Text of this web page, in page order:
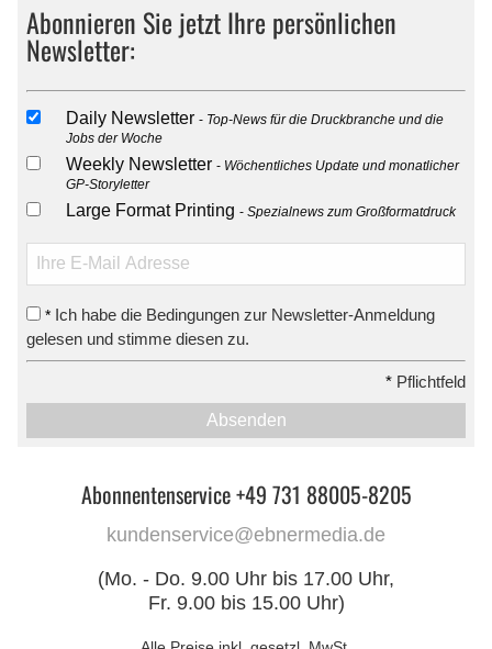
Abonnieren Sie jetzt Ihre persönlichen
Newsletter:
Daily Newsletter
Top-News für die Druckbranche und die
Jobs der Woche
Weekly Newsletter
Wöchentliches Update und monatlicher
GP-Storyletter
Large Format Printing Spezialnews zum Großformatdruck
* Ich habe die Bedingungen zur Newsletter-Anmeldung
gelesen und stimme diesen zu.
* Pflichtfeld
Absenden
Abonnentenservice +49 731 88005-8205
kundenservice@ebnermedia.de
(Mo. - Do. 9.00 Uhr bis 17.00 Uhr,
Fr. 9.00 bis 15.00 Uhr)